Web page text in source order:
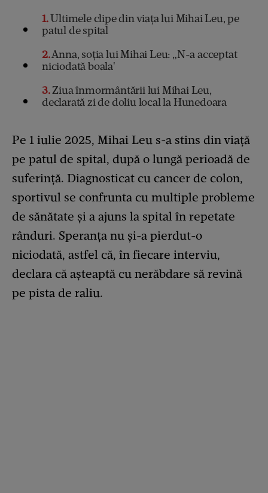
1Ultimele clipe din viața lui Mihai Leu, pe
patul de spital
2Anna, soția lui Mihai Leu: „N-a acceptat
niciodată boala'
3Ziua înmormântării lui Mihai Leu,
declarată zi de doliu local la Hunedoara
Pe 1 iulie 2025, Mihai Leu s-a stins din viață
pe patul de spital, după o lungă perioadă de
suferință. Diagnosticat cu cancer de colon,
sportivul se confrunta cu multiple probleme
de sănătate și a ajuns la spital în repetate
rânduri. Speranța nu și-a pierdut-o
niciodată, astfel că, în fiecare interviu,
declara că așteaptă cu nerăbdare să revină
pe pista de raliu.